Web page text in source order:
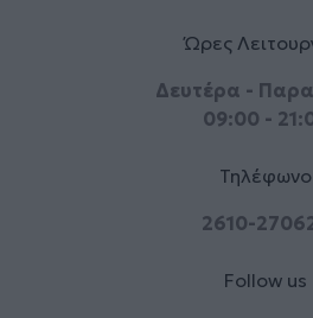
Ώρες
Δευτέρα -
09:00 -
Τηλέφωνο
2610-
Follow us